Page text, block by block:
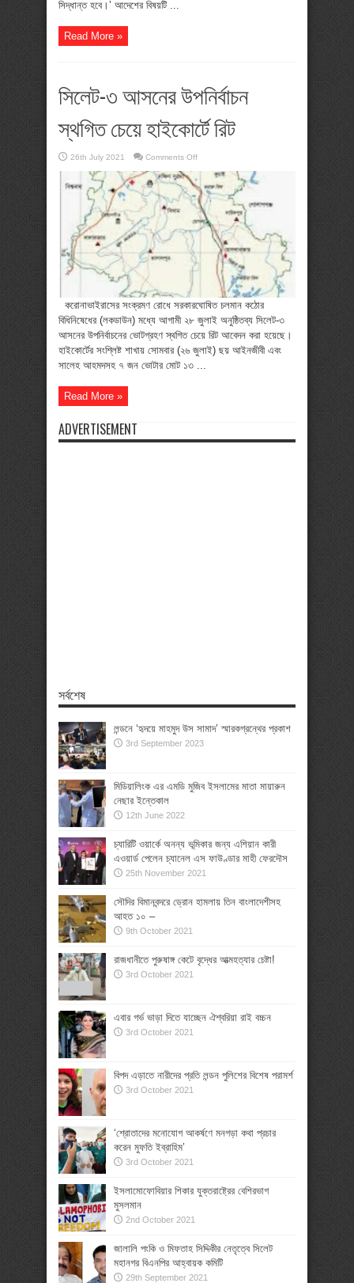
সিদ্ধান্ত হবে।’ আদেশের বিষয়টি ...
Read More »
সিলেট-৩ আসনের উপনির্বাচন
স্থগিত চেয়ে হাইকোর্টে রিট
26th July 2021 Comments Offon
আসনের
উপনির্বাচন
স্থগিত
চেয়ে
হাইকোর্টে
রিট
করোনাভাইরাসের সংক্রমণ রোধে সরকারঘোষিত চলমান কঠোর
বিধিনিষেধের (লকডাউন) মধ্যে আগামী ২৮ জুলাই অনুষ্ঠিতব্য সিলেট-৩
আসনের উপনির্বাচনের ভোটগ্রহণ স্থগিত চেয়ে রিট আবেদন করা হয়েছে।
হাইকোর্টের সংশ্লিষ্ট শাখায় সোমবার (২৬ জুলাই) ছয় আইনজীবী এবং
সালেহ আহমদসহ ৭ জন ভোটার মোট ১৩ ...
Read More »
ADVERTISEMENT
সর্বশেষ
লন্ডনে ‘হৃদয়ে মাহমুদ উস সামাদ’ স্মারকগ্রন্থের প্রকাশ
3rd September 2023
মিডিয়ালিংক এর এমডি মুজিব ইসলামের মাতা মায়ারুন
নেছার ইন্তেকাল
12th June 2022
চ্যারিটি ওয়ার্কে অনন্য ভূমিকার জন্য এশিয়ান কারী
এওয়ার্ড পেলেন চ্যানেল এস ফাউণ্ডার মাহী ফেরদৌস
25th November 2021
সৌদির বিমানবন্দরে ড্রোন হামলায় তিন বাংলাদেশীসহ
আহত ১০ –
9th October 2021
রাজধানীতে পুরুষাঙ্গ কেটে বৃদ্ধের আত্মহত্যার চেষ্টা!
3rd October 2021
এবার গর্ভ ভাড়া দিতে যাচ্ছেন ঐশ্বরিয়া রাই বচ্চন
3rd October 2021
বিপদ এড়াতে নারীদের প্রতি লন্ডন পুলিশের বিশেষ পরামর্শ
3rd October 2021
‘শ্রোতাদের মনোযোগ আকর্ষণে মনগড়া কথা প্রচার
করেন মুফতি ইব্রাহিম’
3rd October 2021
ইসলামোফোবিয়ার শিকার যুক্তরাষ্ট্রের বেশিরভাগ
মুসলমান
2nd October 2021
জালালি পংকি ও মিফতাহ সিদ্দিকীর নেতৃত্বে সিলেট
মহানগর বিএনপির আহ্বায়ক কমিটি
29th September 2021